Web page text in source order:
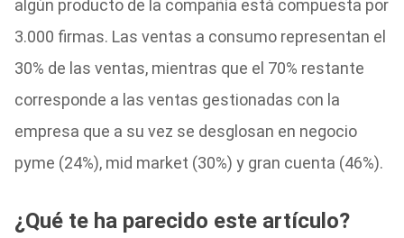
algún producto de la compañía está compuesta por
3.000 firmas. Las ventas a consumo representan el
30% de las ventas, mientras que el 70% restante
corresponde a las ventas gestionadas con la
empresa que a su vez se desglosan en negocio
pyme (24%), mid market (30%) y gran cuenta (46%).
¿Qué te ha parecido este artículo?